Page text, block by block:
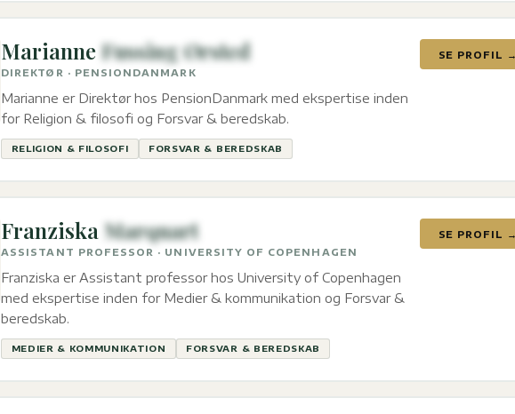
MarianneFussing Ørsted
DIREKTØR · PENSIONDANMARK
Marianne er Direktør hos PensionDanmark med ekspertise inden
for Religion & filosofi og Forsvar & beredskab.
RELIGION & FILOSOFI FORSVAR & BEREDSKAB
SE PROFIL →
FranziskaMarquart
ASSISTANT PROFESSOR · UNIVERSITY OF COPENHAGEN
Franziska er Assistant professor hos University of Copenhagen
med ekspertise inden for Medier & kommunikation og Forsvar &
beredskab.
MEDIER & KOMMUNIKATION FORSVAR & BEREDSKAB
SE PROFIL →